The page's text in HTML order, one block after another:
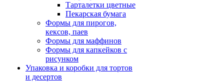
Тарталетки цветные
Пекарская бумага
Формы для пирогов,
кексов, паев
Формы для маффинов
Формы для капкейков с
рисунком
Упаковка и коробки для тортов
и десертов